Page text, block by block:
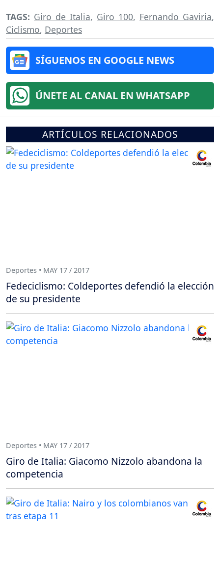
TAGS: Giro de Italia, Giro 100, Fernando Gaviria,
Ciclismo, Deportes
SÍGUENOS EN GOOGLE NEWS
ÚNETE AL CANAL EN WHATSAPP
ARTÍCULOS RELACIONADOS
Deportes • MAY 17 / 2017
Fedeciclismo: Coldeportes defendió la elección
de su presidente
Deportes • MAY 17 / 2017
Giro de Italia: Giacomo Nizzolo abandona la
competencia